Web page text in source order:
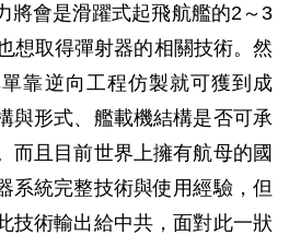
將會是滑躍式起飛航艦的2～3
想取得彈射器的相關技術。然
靠逆向工程仿製就可獲到成
與形式、艦載機結構是否可承
而且目前世界上擁有航母的國
系統完整技術與使用經驗，但
技術輸出給中共，面對此一狀